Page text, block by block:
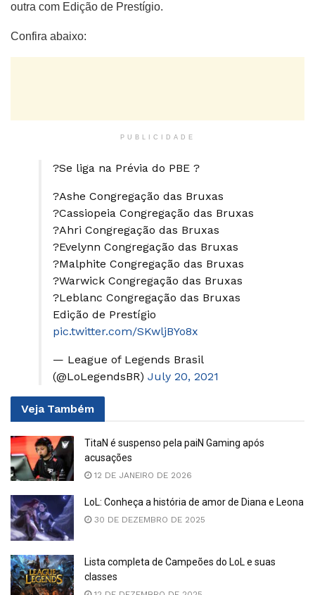
outra com Edição de Prestígio.
Confira abaixo:
PUBLICIDADE
?Se liga na Prévia do PBE ?
?Ashe Congregação das Bruxas
?Cassiopeia Congregação das Bruxas
?Ahri Congregação das Bruxas
?Evelynn Congregação das Bruxas
?Malphite Congregação das Bruxas
?Warwick Congregação das Bruxas
?Leblanc Congregação das Bruxas
Edição de Prestígio
pic.twitter.com/SKwljBYo8x
— League of Legends Brasil
(@LoLegendsBR) July 20, 2021
Veja Também
TitaN é suspenso pela paiN Gaming após
acusações
12 DE JANEIRO DE 2026
LoL: Conheça a história de amor de Diana e Leona
30 DE DEZEMBRO DE 2025
Lista completa de Campeões do LoL e suas
classes